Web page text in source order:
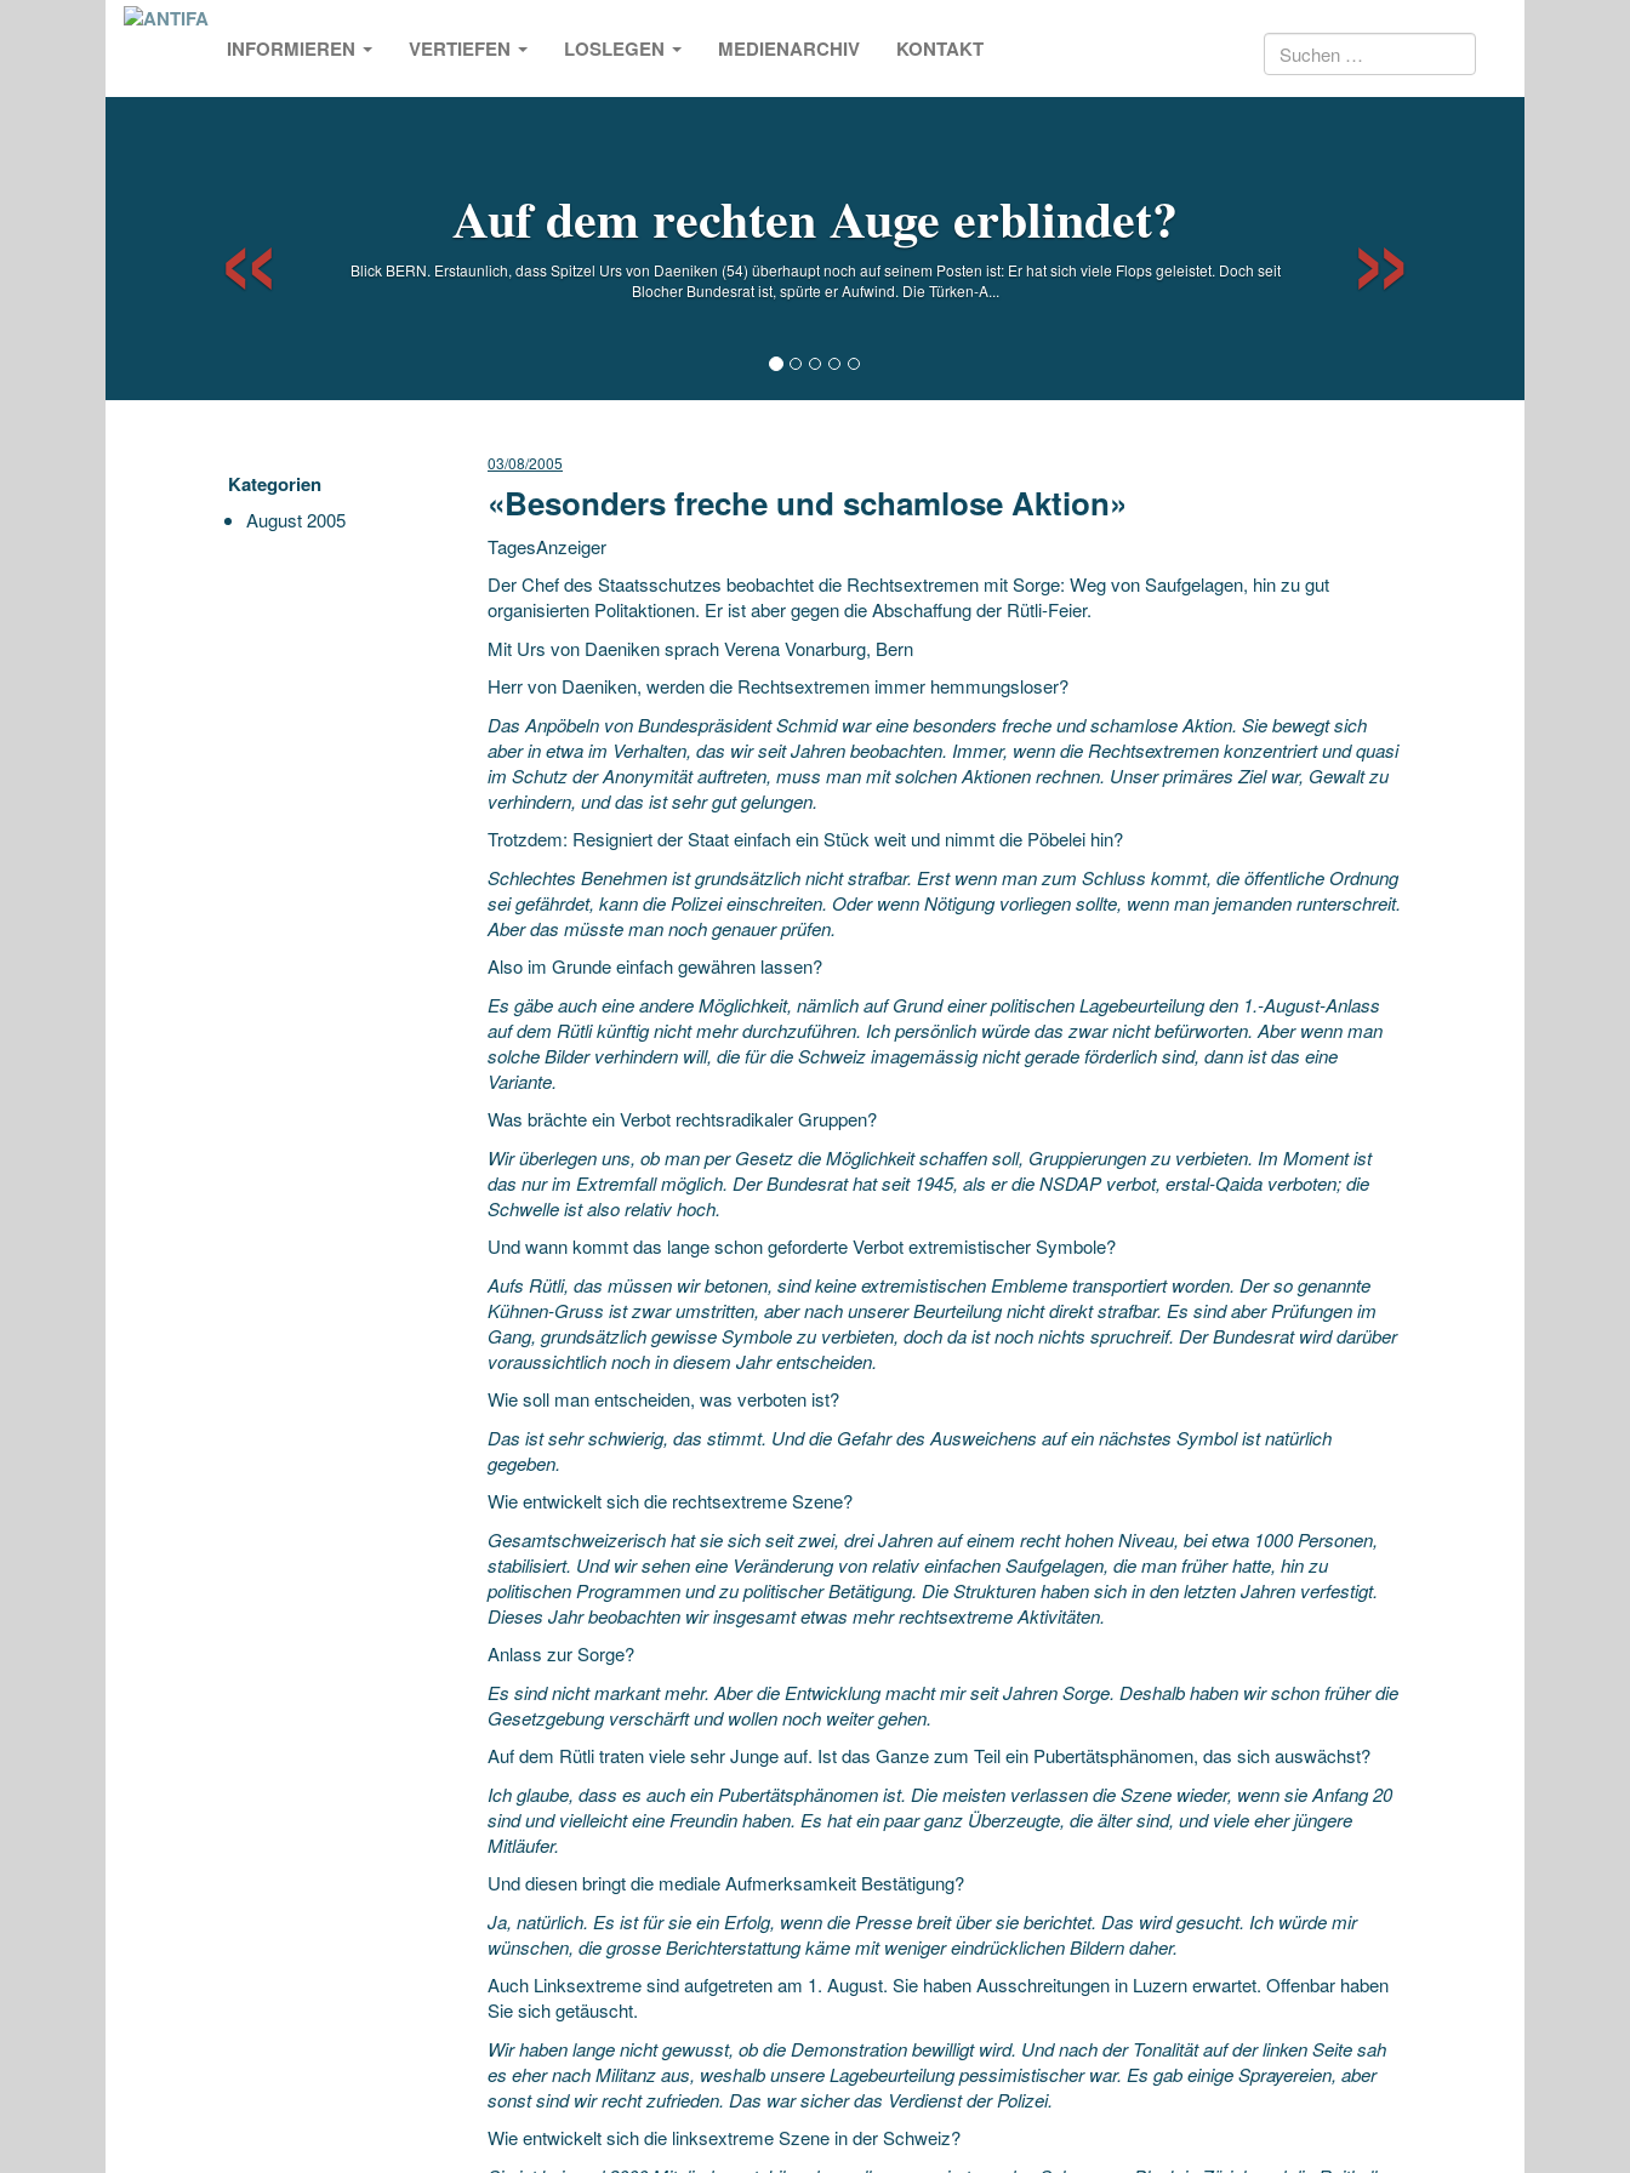
INFORMIEREN VERTIEFEN LOSLEGEN MEDIENARCHIV KONTAKT Suchen
Auf dem rechten Auge erblindet?
Blick BERN. Erstaunlich, dass Spitzel Urs von Daeniken (54) überhaupt noch auf seinem Posten ist: Er hat sich viele Flops geleistet. Doch seit
Blocher Bundesrat ist, spürte er Aufwind. Die Türken-A...
Kategorien
August 2005
03/08/2005
«Besonders freche und schamlose Aktion»
TagesAnzeiger
Der Chef des Staatsschutzes beobachtet die Rechtsextremen mit Sorge: Weg von Saufgelagen, hin zu gut
organisierten Politaktionen. Er ist aber gegen die Abschaffung der Rütli-Feier.
Mit Urs von Daeniken sprach Verena Vonarburg, Bern
Herr von Daeniken, werden die Rechtsextremen immer hemmungsloser?
Das Anpöbeln von Bundespräsident Schmid war eine besonders freche und schamlose Aktion. Sie bewegt sich
aber in etwa im Verhalten, das wir seit Jahren beobachten. Immer, wenn die Rechtsextremen konzentriert und quasi
im Schutz der Anonymität auftreten, muss man mit solchen Aktionen rechnen. Unser primäres Ziel war, Gewalt zu
verhindern, und das ist sehr gut gelungen.
Trotzdem: Resigniert der Staat einfach ein Stück weit und nimmt die Pöbelei hin?
Schlechtes Benehmen ist grundsätzlich nicht strafbar. Erst wenn man zum Schluss kommt, die öffentliche Ordnung
sei gefährdet, kann die Polizei einschreiten. Oder wenn Nötigung vorliegen sollte, wenn man jemanden runterschreit.
Aber das müsste man noch genauer prüfen.
Also im Grunde einfach gewähren lassen?
Es gäbe auch eine andere Möglichkeit, nämlich auf Grund einer politischen Lagebeurteilung den 1.-August-Anlass
auf dem Rütli künftig nicht mehr durchzuführen. Ich persönlich würde das zwar nicht befürworten. Aber wenn man
solche Bilder verhindern will, die für die Schweiz imagemässig nicht gerade förderlich sind, dann ist das eine
Variante.
Was brächte ein Verbot rechtsradikaler Gruppen?
Wir überlegen uns, ob man per Gesetz die Möglichkeit schaffen soll, Gruppierungen zu verbieten. Im Moment ist
das nur im Extremfall möglich. Der Bundesrat hat seit 1945, als er die NSDAP verbot, erstal-Qaida verboten; die
Schwelle ist also relativ hoch.
Und wann kommt das lange schon geforderte Verbot extremistischer Symbole?
Aufs Rütli, das müssen wir betonen, sind keine extremistischen Embleme transportiert worden. Der so genannte
Kühnen-Gruss ist zwar umstritten, aber nach unserer Beurteilung nicht direkt strafbar. Es sind aber Prüfungen im
Gang, grundsätzlich gewisse Symbole zu verbieten, doch da ist noch nichts spruchreif. Der Bundesrat wird darüber
voraussichtlich noch in diesem Jahr entscheiden.
Wie soll man entscheiden, was verboten ist?
Das ist sehr schwierig, das stimmt. Und die Gefahr des Ausweichens auf ein nächstes Symbol ist natürlich
gegeben.
Wie entwickelt sich die rechtsextreme Szene?
Gesamtschweizerisch hat sie sich seit zwei, drei Jahren auf einem recht hohen Niveau, bei etwa 1000 Personen,
stabilisiert. Und wir sehen eine Veränderung von relativ einfachen Saufgelagen, die man früher hatte, hin zu
politischen Programmen und zu politischer Betätigung. Die Strukturen haben sich in den letzten Jahren verfestigt.
Dieses Jahr beobachten wir insgesamt etwas mehr rechtsextreme Aktivitäten.
Anlass zur Sorge?
Es sind nicht markant mehr. Aber die Entwicklung macht mir seit Jahren Sorge. Deshalb haben wir schon früher die
Gesetzgebung verschärft und wollen noch weiter gehen.
Auf dem Rütli traten viele sehr Junge auf. Ist das Ganze zum Teil ein Pubertätsphänomen, das sich auswächst?
Ich glaube, dass es auch ein Pubertätsphänomen ist. Die meisten verlassen die Szene wieder, wenn sie Anfang 20
sind und vielleicht eine Freundin haben. Es hat ein paar ganz Überzeugte, die älter sind, und viele eher jüngere
Mitläufer.
Und diesen bringt die mediale Aufmerksamkeit Bestätigung?
Ja, natürlich. Es ist für sie ein Erfolg, wenn die Presse breit über sie berichtet. Das wird gesucht. Ich würde mir
wünschen, die grosse Berichterstattung käme mit weniger eindrücklichen Bildern daher.
Auch Linksextreme sind aufgetreten am 1. August. Sie haben Ausschreitungen in Luzern erwartet. Offenbar haben
Sie sich getäuscht.
Wir haben lange nicht gewusst, ob die Demonstration bewilligt wird. Und nach der Tonalität auf der linken Seite sah
es eher nach Militanz aus, weshalb unsere Lagebeurteilung pessimistischer war. Es gab einige Sprayereien, aber
sonst sind wir recht zufrieden. Das war sicher das Verdienst der Polizei.
Wie entwickelt sich die linksextreme Szene in der Schweiz?